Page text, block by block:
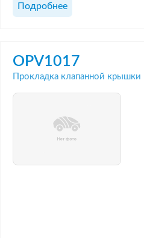
Подробнее
OPV1017
Прокладка клапанной крышки